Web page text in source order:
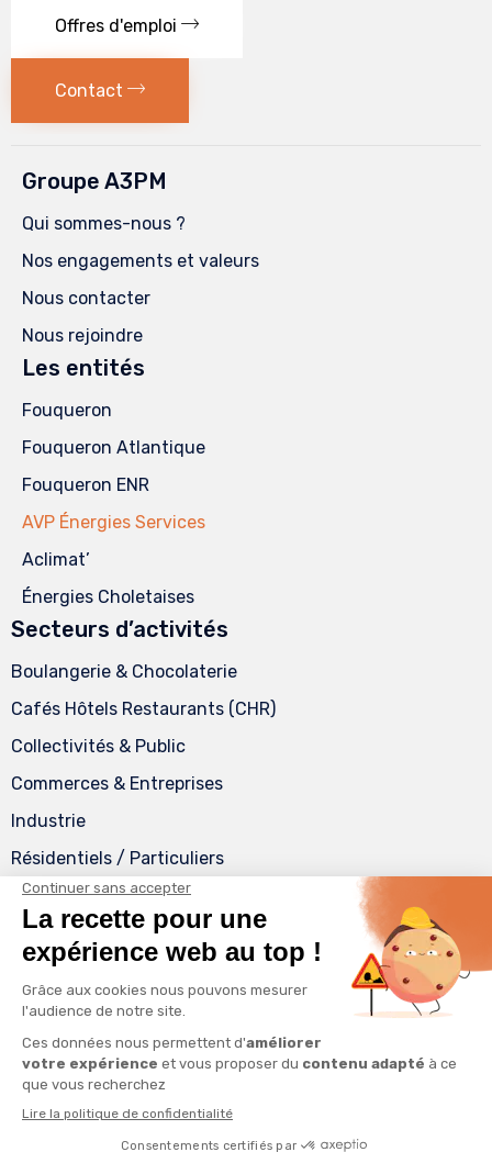
Offres d'emploi
Contact
Groupe A3PM
Qui sommes-nous ?
Nos engagements et valeurs
Nous contacter
Nous rejoindre
Les entités
Fouqueron
Fouqueron Atlantique
Fouqueron ENR
AVP Énergies Services
Aclimat’
Énergies Choletaises
Secteurs d’activités
Boulangerie & Chocolaterie
Cafés Hôtels Restaurants (CHR)
Collectivités & Public
Commerces & Entreprises
Industrie
Résidentiels / Particuliers
Contacter A3PM
5 rue Edmond Canelle
ZAC Moulin Marcille
49130 Les Ponts-de-Cé
Mail.contact@a3pm.fr
Horaires